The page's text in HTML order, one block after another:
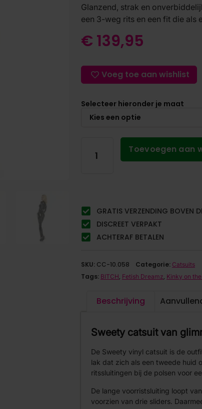
Glanzend, strak en
een 3-weg rits en een fit die als
€ 139,95
Voeg toe aan wishlist
Selecteer hieronder je maat
Toevoegen aan
GRATIS VERZENDING BOVEN
DISCREET VERPAKT
ACHTERAF BETALEN
SKU: CC-10.058 Categorie: Catsuits
Tags: BITCH, Fetish Dreamz, Kinky on
Beschrijving
Sweety catsuit van
De Sweety vinyl catsuit is de
lak dat zich als een tweede huid
ritssluitingen bij de polsen voor
De lange voorristsluiting loopt
voorzien van drie sliders.